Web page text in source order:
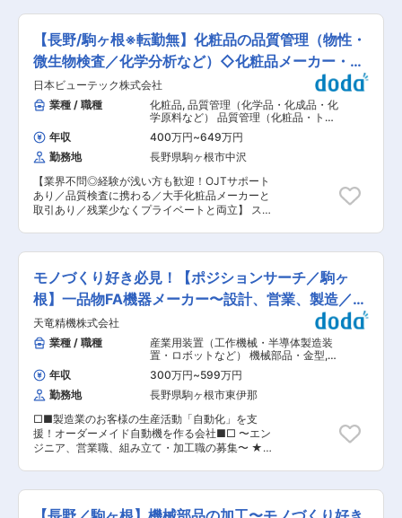
社の成長を支えるのは社員一人ひとりの成長と考
えています。資格取得支援をはじめ、研修・教育
環境が充実しています。早期に資格を取得する方
も多数。 職種ごとのキャリアプランも明確で、
自分のライフステージを見据えたキャリアアップ
が可能です。 【就業環境】 ・働く環境が感性を
養い、品性を高め、人間力を高めるとの考えの
下、同社では整理整頓を徹底しています。本社ロ
ビーや事務所、サニタリーはもちろん、生活の場
である独身寮まで見事に整備され、訪問者からは
「オフィスがきれい」との評価をいただき、独身
寮はホテル並みと称されるほどです。 ・本社の食
堂は早朝から開放し、始業前にくつろぎとコミュ
支社を結ぶテレビ会議など様々なITシステムも導
入し、職場環境を整えることで社員のやる気に応
顧客への電話連絡 ・自動車保険のご案内 既存の
お客様との関係づくりが中心となるため、販売・
接客経験で培ったコミュニケーション力を活かし
て活躍いただけます。 ★軽自動車中心だからこ
そ、幅広いお客様と関われます★ 当社のお客様
は、女性やファミリー層、初めて車を購入される
方など幅広い層が中心です。高級車やスポーツカ
ーを専門的に扱うディーラーとは異なり、専門知
識を競う営業ではありません。 ■入社後の教育体
制 新人スタッフにはフレッシュマンコーチ
（FC）がつき、業務知識や営業の進め方を一つず
つサポートします。自動車業界の経験がない方で
も、先輩社員のフォローを受けながら少しずつ成
長できる環境です。 ■この仕事の魅力 ◎人で選ば
れる営業 当社の営業は、ただ車を販売する仕事で
はありません。 実際に活躍している社員も、「車
とが好き」という想いを持った方が多く活躍して
います。 ◎働きやすさ ・年間休日117日(別途指定
有給5日あり） ・月曜定休＋希望休取得可能（月
2〜4日程度） ・GW、お盆、年末年始の長期休暇
あり ・月平均残業15時間程度 希望休も取得しや
すく、土・日曜日に休暇を取得している社員もい
例---------------- ※入社１年目は賞与が満額支
給されないため入社２年目年収を記載 ※推定残業
時間は20時間で計算 ・24歳 顧客折衝経験あり
基本給：215,100円 営業手当：4,000円 入社
２年目年収：3,988,741円 ・38歳 自動車販売会
社での勤務経験あり 基本給：250,100円 営業手
目年収：4,951,920円 -------------------------
------------------------------------ 変更の範
【長野/駒ヶ根※転勤無】化粧品の品質管理（物性・
微生物検査／化学分析など）◇化粧品メーカー・正
社員
日本ビューテック株式会社
業種 / 職種
化粧品, 品質管理（化学品・化成品・化
学原料など） 品質管理（化粧品・トイ
レタリー）
年収 400万円~649万円
勤務地
長野県駒ヶ根市中沢
【業界不問◎経験が浅い方も歓迎！OJTサポート
あり／品質検査に携わる／大手化粧品メーカーと
取引あり／残業少なくプライベートと両立】 スキ
検査：バルク・製品の品質検査（物性・官能・微
生物等）、原料・資材の受入検査 ■衛生管理：環
境測定（清浄度・落下菌等）、現場菌モニタリン
グ、防虫管理 ■品質管理：協力工場査察、クレー
ム・トラブル対応、原因調査・対策確認 ■働く環
境 ・スタッフの勤務年数も長く、長期的に働けま
す。 ・幅広い年代のスタッフが多数活躍中。 ・
業界未経験スタートの方も多く、サポート体制が
整っています。 ■働き方 ・残業は少なめでプラ
イベートも充実 ・年間休日119日でオンオフのメ
リハリ ・安定した受注で長期勤務が可能 ■企業
概要 日本ビューテック株式会社は、創業以来「石
けん製造のプロ」として業界で確固たる信頼を築
いてきました。現在はスキンケア化粧品や医薬部
外品のOEM製造を中心に、大手化粧品メーカーか
ら新興ブランドまで幅広い顧客に対応。企画から
近年は需要拡大に伴い工場を増設し、最新設備を
モノづくり好き必見！【ポジションサーチ／駒ヶ
根】一品物FA機器メーカー〜設計、営業、製造／工
場見学可
天竜精機株式会社
業種 / 職種
産業用装置（工作機械・半導体製造装
置・ロボットなど） 機械部品・金型,
工作機械・産業機械・ロボット 機械・
金属加工
年収 300万円~599万円
勤務地
長野県駒ヶ根市東伊那
□■製造業のお客様の生産活動「自動化」を支
援！オーダーメイド自動機を作る会社■□ 〜エン
ジニア、営業職、組み立て・加工職の募集〜 ★選
業務内容／ ーーーーーーーーーーーーー 〇機械
設計エンジニア職： CADソフトを使って製造業